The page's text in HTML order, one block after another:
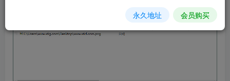
永久地址 会员购买